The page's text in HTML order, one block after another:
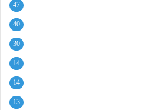
47
40
30
14
14
13